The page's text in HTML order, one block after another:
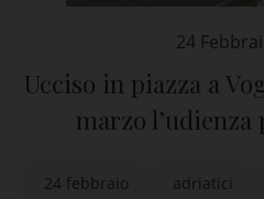
24
Ucciso in piazza a
marzo
24 febbraio adriatici